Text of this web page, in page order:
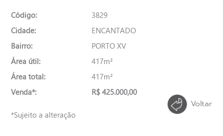
Voltar
Código:
3829
Cidade:
ENCANTADO
Bairro:
PORTO XV
Área útil:
417m²
Área total:
417m²
Venda*:
R$ 425.000,00
*Sujeito a alteração